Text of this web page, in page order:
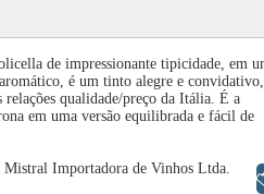
de impressionante tipicidade, em
é um tinto alegre e convidativo,
relações qualidade/preço da Itália. É a
em uma versão equilibrada e fácil de
Importadora de Vinhos Ltda.
Libras